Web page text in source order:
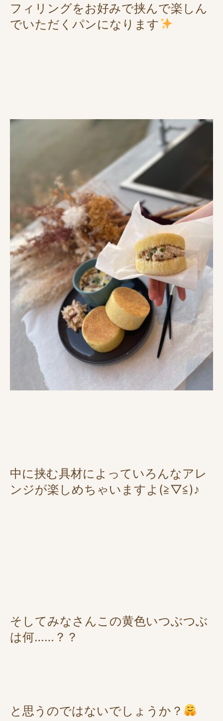
フィリングをお好みで挟んで楽しん
でいただくパンになります
中に挟む具材によっていろんなアレ
ンジが楽しめちゃいますよ(≧▽≦)♪
そしてみなさんこの黄色いつぶつぶ
は何……？？
と思うのではないでしょうか？